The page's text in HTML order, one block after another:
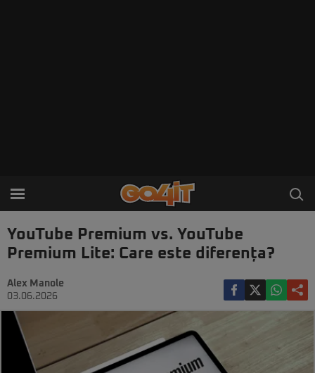
YouTube Premium vs. YouTube
Premium Lite: Care este diferența?
Alex Manole
03.06.2026